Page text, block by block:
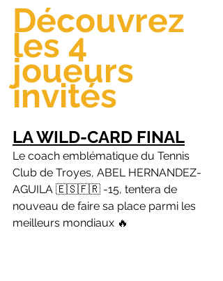
Découvrez
les 4
joueurs
invités
LA WILD-CARD FINAL
Le coach emblématique du Tennis
Club de Troyes, ABEL HERNANDEZ-
AGUILA 🇪🇸🇫🇷 -15, tentera de
nouveau de faire sa place parmi les
meilleurs mondiaux 🔥